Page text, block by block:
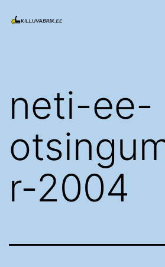
Killuvabrik.ee
neti-ee-
r-2004